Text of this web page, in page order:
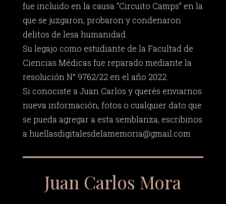
fue incluido en la causa “Circuito Camps” en la
que se juzgaron, probaron y condenaron
delitos de lesa humanidad.
Su legajo como estudiante de la Facultad de
Ciencias Médicas fue reparado mediante la
resolución N° 9762/22 en el año 2022.
Si conociste a Juan Carlos y querés enviarnos
nueva información, fotos o cualquier dato que
se pueda agregar a esta semblanza, escribinos
a huellasdigitalesdelamemoria@gmail.com
Juan Carlos Mora